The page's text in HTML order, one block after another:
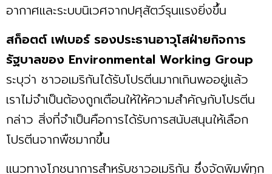
อากาศและระบบนิเวศจากปศุสัตว์รุนแรงยิ่งขึ้น
สก็อตต์ เฟเบอร์ รองประธานอาวุโสฝ่ายกิจการ
รัฐบาลของ Environmental Working Group
ระบุว่า ชาวอเมริกันได้รับโปรตีนมากเกินพออยู่แล้ว
เราไม่จำเป็นต้องถูกเตือนให้ให้ความสำคัญกับโปรตีน
กล่าว สิ่งที่จำเป็นคือการได้รับการสนับสนุนให้เลือก
โปรตีนจากพืชมากขึ้น
แนวทางโภชนาการสำหรับชาวอเมริกัน ซึ่งจัดพิมพ์ทุก